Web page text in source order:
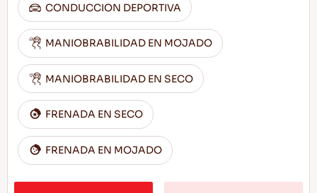
CONDUCCION DEPORTIVA
MANIOBRABILIDAD EN MOJADO
MANIOBRABILIDAD EN SECO
FRENADA EN SECO
FRENADA EN MOJADO